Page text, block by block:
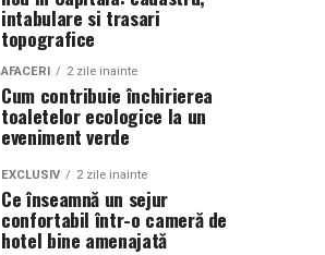
intabulare si trasari
topografice
AFACERI 2 zile inainte
Cum contribuie închirierea
toaletelor ecologice la un
eveniment verde
EXCLUSIV 2 zile inainte
Ce înseamnă un sejur
confortabil într-o cameră de
hotel bine amenajată